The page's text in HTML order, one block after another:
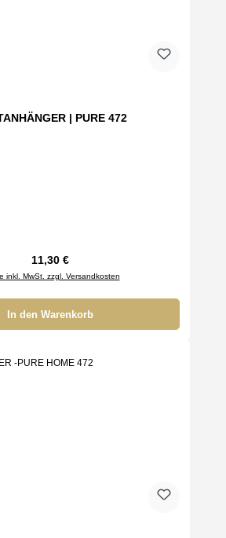
| PURE 472
Regulärer Preis:
11,30 €
inkl. MwSt. zzgl. Versandkosten
In den Warenkorb